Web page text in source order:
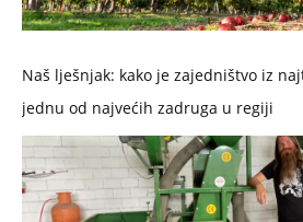
Naš lješnjak: kako je zajedništvo iz
jednu od najvećih zadruga u regiji